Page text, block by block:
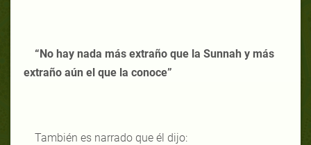
“No hay nada más extraño que la Sunnah y más
extraño aún el que la conoce”
También es narrado que él dijo: